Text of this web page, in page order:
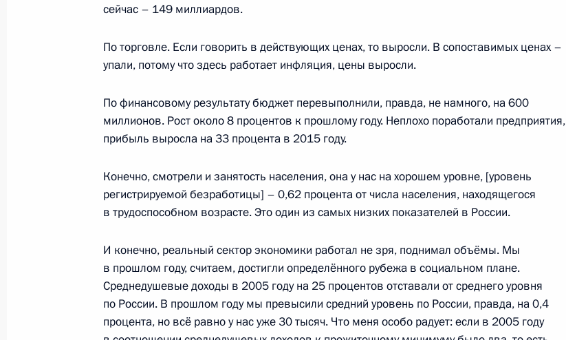
Встреча с молодыми учёными-ядерщиками
19 сентября 2014 года, 20:25
Выступление на церемонии запуска производства ПВХ на заводе
19 сентября 2014 года, 18:25
19 сентября 2014 года, 18:20
Посещение нового завода «РусВинил»
сейчас – 149 миллиардов.
По торговле. Если говорить в действующих ценах, то выросли. В сопоставимых ценах –
упали, потому что здесь работает инфляция, цены выросли.
По финансовому результату бюджет перевыполнили, правда, не намного, на 600
миллионов. Рост около 8 процентов к прошлому году. Неплохо поработали предприятия,
прибыль выросла на 33 процента в 2015 году.
Конечно, смотрели и занятость населения, она у нас на хорошем уровне, [уровень
регистрируемой безработицы] – 0,62 процента от числа населения, находящегося
в трудоспособном возрасте. Это один из самых низких показателей в России.
И конечно, реальный сектор экономики работал не зря, поднимал объёмы. Мы
в прошлом году, считаем, достигли определённого рубежа в социальном плане.
Среднедушевые доходы в 2005 году на 25 процентов отставали от среднего уровня
по России. В прошлом году мы превысили средний уровень по России, правда, на 0,4
процента, но всё равно у нас уже 30 тысяч. Что меня особо радует: если в 2005 году